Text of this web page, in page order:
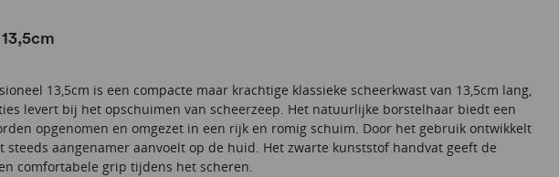
13,5cm is een compacte maar krachtige klassieke scheerkwast van 13,5cm lang,
levert bij het opschuimen van scheerzeep. Het natuurlijke borstelhaar biedt een
opgenomen en omgezet in een rijk en romig schuim. Door het gebruik ontwikkelt
aangenamer aanvoelt op de huid. Het zwarte kunststof handvat geeft de
comfortabele grip tijdens het scheren.